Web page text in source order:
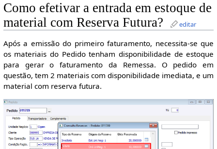
Como efetivar a entrada em estoque de
material com Reserva Futura?
editar
Após a emissão do primeiro faturamento, necessita-se que
os materiais do Pedido tenham disponibilidade de estoque
para gerar o faturamento da Remessa. O pedido em
questão, tem 2 materiais com disponibilidade imediata, e um
material com reserva futura.